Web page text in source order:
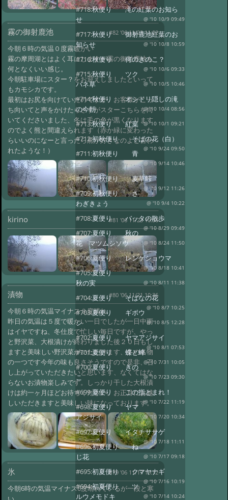
霧の御射鹿池 #82 '06 11/23 11:02
今朝６時の気温０度霧暖かい
霧の摩周湖とはよく耳にしますが霧の御射鹿池も
何となくいい感じ。
今朝駐車場にスター？をお迎えしましたといって
もカモシカです。
最初はお尻を向けていたのですが、お客様がこっ
ち向いてと声をかけたらさすがスターこちらを向
いてくださいました、冬は毛の色が黒くなります
のでよく熊と間違えられます（赤か緑に変わった
らいいのになーと言ったら黒が好きなのよと言わ
れたような！）
kirino #81 '06 11/23 10:50
漬物 #80 '06 11/21 10:36
今朝６時の気温マイナス３度晴れ
昨日の気温は５度で暖かい一日でしたが一日中雨
はイヤですね、冬仕度で忙しい毎日ですが、やっ
と野沢菜、大根漬けが終わりました後２０日もし
ますと美味しい野沢菜がいただけます、冬の名物
の一つです今年の味も良さそうですので是非、召
し上がっていただきたいと思います、なくてはな
らないお漬物楽しみです。しっかり干した大根漬
けは約一ヶ月ほどお待ちください。お正月にお越
しいただきますと美味しい味になっております。
氷 #79 '06 11/17 10:12
今朝6時の気温マイナス6度晴れているが一段と寒
#718:秋便り 滝の紅葉のお知ら
せ
@ '10 10/9 09:49
#717:秋便り 御射鹿池紅葉のお
知らせ
@ '10 10/8 10:59
#716:秋便り 何のきのこ？
@ '10 10/6 09:33
#715:秋便り ツク
バネ草
@ '10 10/5 10:46
#714:秋便り オシドリ隠しの滝
の今朝
@ '10 10/4 08:56
#713:秋便り 紅葉 @ '10 10/1 09:21
#712:初秋便り そばの花（白）
@ '10 9/24 09:50
#711:初秋便り 青
空
@ '10 9/14 10:46
#710:初秋便り 麦草峠
@ '10 9/12 11:26
#709:初秋便り さ
わぎきょう
@ '10 9/4 10:22
#708:夏便り バッタの散歩
@ '10 8/29 09:49
#707:夏便り 秋の
花 マツムシソウ
@ '10 8/24 11:50
#706:夏便り レンゲショウマ
@ '10 8/18 10:41
#705:夏便り
秋の実
@ '10 8/11 11:38
#704:夏便り そばなの花
@ '10 8/7 10:25
#703:夏便り ギボウ
シ
@ '10 8/5 12:28
#702:夏便り ヤマアジサイ
@ '10 8/1 07:53
#701:夏便り 蝶と蜂
@ '10 7/31 10:05
#700:夏便り きの
こ
@ '10 7/23 09:30
#699:夏便り この指とまれ！
@ '10 7/22 11:19
#698:夏便り ヤマ
アジサイ
@ '10 7/20 10:34
#697:夏便り イタチササゲ
@ '10 7/18 11:11
#696:初夏便り ね
じ花
@ '10 7/17 09:18
#695:初夏便り クマヤナギ
@ '10 7/16 10:19
#694:初夏便り ツ
ルウメモドキ
@ '10 7/14 10:24